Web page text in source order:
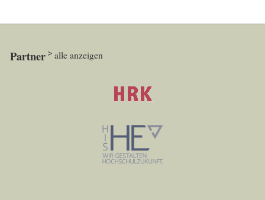
Partner alle anzeigen